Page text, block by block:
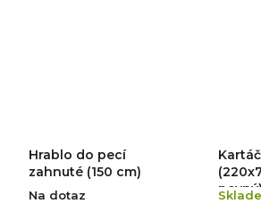
Hrablo do pecí
zahnuté (150 cm)
Na dotaz
pevný)